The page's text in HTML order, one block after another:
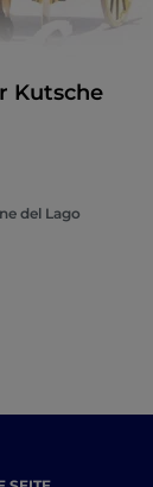
Kutsche
del Lago